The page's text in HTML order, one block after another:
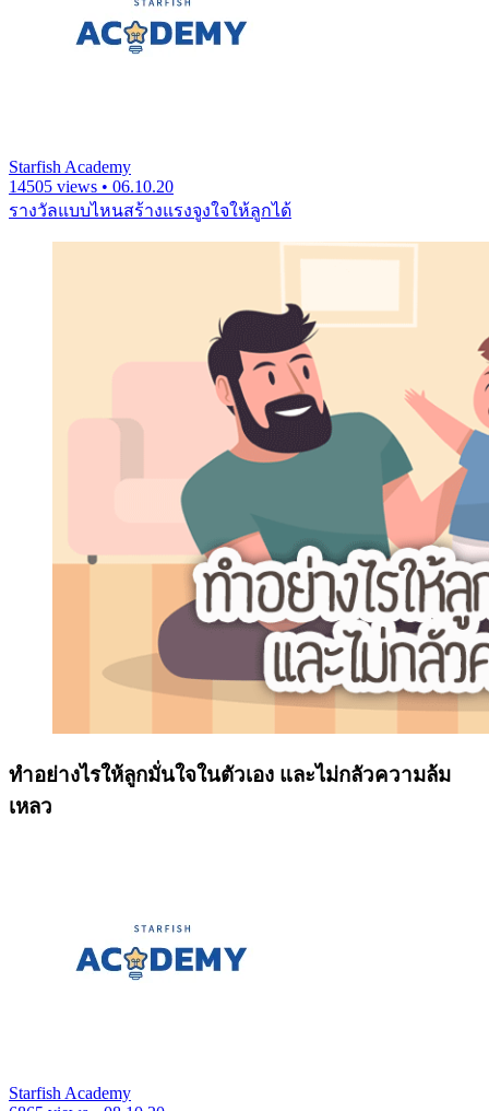
Starfish Academy
14505 views • 06.10.20
รางวัลแบบไหนสร้างแรงจูงใจให้ลูกได้
ทำอย่างไรให้ลูกมั่นใจในตัวเอง และไม่กลัวความล้ม
เหลว
Starfish Academy